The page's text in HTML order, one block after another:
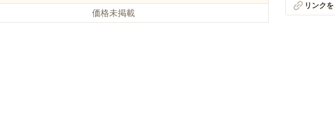
価格未掲載
リンク